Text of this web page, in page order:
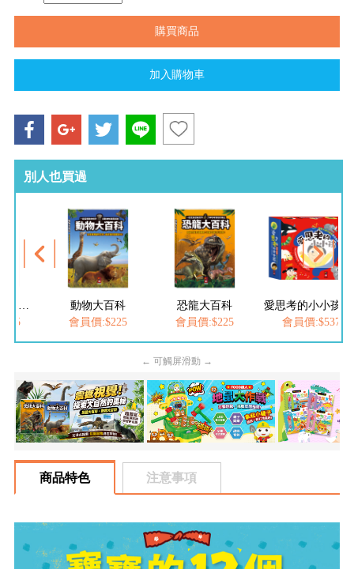
別人也買過
恐龍大百科
會員價:$225
會員價:$537
會員價:$252
← 可觸屏滑動 →
商品特色 注意事項